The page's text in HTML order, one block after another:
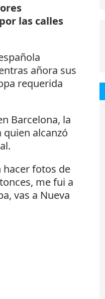
las calles
añora sus
requerida
Barcelona, la
alcanzó
hacer fotos de
me fui a
vas a Nueva